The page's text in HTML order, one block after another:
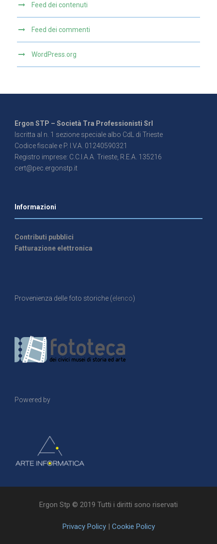
Feed dei contenuti
Feed dei commenti
WordPress.org
Ergon STP – Società Tra Professionisti Srl
Iscritta al n. 1 sezione speciale albo CdL di Trieste
Codice fiscale e P. I.V.A. 01240590321
Registro imprese: C.C.I.A.A. Trieste, R.E.A. 135216
cert@pec.ergonstp.it
Informazioni
Contributi pubblici
Fatturazione elettronica
Provenienza delle foto storiche (elenco)
Powered by
Ergon Stp © 2019 Tutti i diritti sono riservati
Privacy Policy| Cookie Policy